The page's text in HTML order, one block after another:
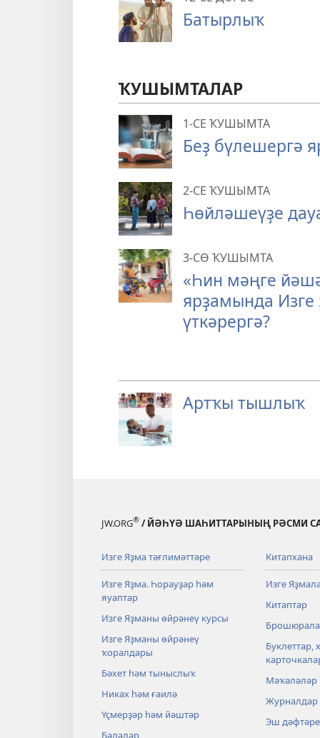
Батырлыҡ
ҠУШЫМТАЛАР
1-СЕ ҠУШЫМТА
Беҙ бүлешергә
2-СЕ ҠУШЫМТА
Һөйләшеүҙе
3-СӨ ҠУШЫМТА
«Һин мәңге
ярҙамында
үткәрергә?
Артҡы тышлыҡ
JW.ORG® / ЙӘҺҮӘ ШАҺИТТАРЫНЫҢ РӘСМИ
Изге Яҙма тәғлимәттәре
Изге Яҙма. Һорауҙар һәм
яуаптар
Изге Яҙманы өйрәнеү курсы
Изге Яҙманы өйрәнеү
ҡоралдары
Бәхет һәм тыныслыҡ
Никах һәм ғаилә
Үҫмерҙәр һәм йәштәр
Балалар
Китапхана
Изге
Китаптар
Буклеттар,
Журналдар
Эш дәфтәре